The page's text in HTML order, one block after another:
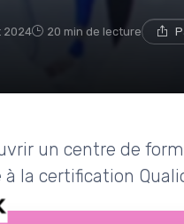
2024 20 min de lecture
un centre de
la certification